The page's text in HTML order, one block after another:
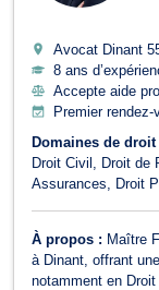
Avocat Dinant
8 ans
Accepte aide
Premier
Domaines de droit
Droit Civil
Droit de
Assurances
Droit
À propos : Maître
à Dinant, offrant
notamment en